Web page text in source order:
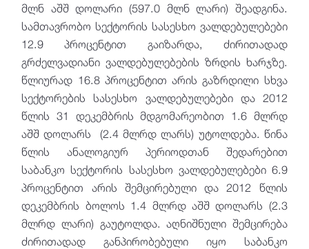
მლნ აშშ დოლარი (597.0 მლნ ლარი) შეადგინა.
სამთავრობო სექტორის სასესხო ვალდებულებები
12.9 პროცენტით გაიზარდა, ძირითადად
გრძელვადიანი ვალდებულებების ზრდის ხარჯზე.
წლიურად 16.8 პროცენტით არის გაზრდილი სხვა
სექტორების სასესხო ვალდებულებები და 2012
წლის 31 დეკემბრის მდგომარეობით 1.6 მლრდ
აშშ დოლარს (2.4 მლრდ ლარს) უტოლდება. წინა
წლის ანალოგიურ პერიოდთან შედარებით
საბანკო სექტორის სასესხო ვალდებულებები 6.9
პროცენტით არის შემცირებული და 2012 წლის
დეკემბრის ბოლოს 1.4 მლრდ აშშ დოლარს (2.3
მლრდ ლარი) გაუტოლდა. აღნიშნული შემცირება
ძირითადად განპირობებული იყო საბანკო